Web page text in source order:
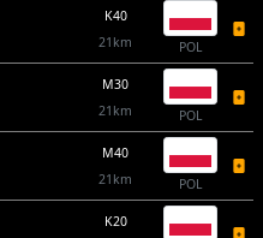
K40
21km
POL
M30
21km
POL
M40
21km
POL
K20